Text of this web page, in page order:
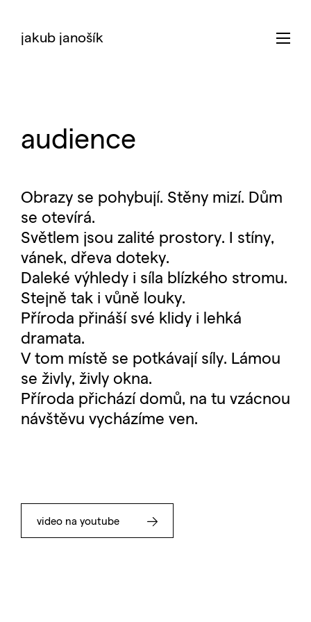
jakub janošík
audience
Obrazy se pohybují. Stěny mizí. Dům
se otevírá.
Světlem jsou zalité prostory. I stíny,
vánek, dřeva doteky.
Daleké výhledy i síla blízkého stromu.
Stejně tak i vůně louky.
Příroda přináší své klidy i lehká
dramata.
V tom místě se potkávají síly. Lámou
se živly, živly okna.
Příroda přichází domů, na tu vzácnou
návštěvu vycházíme ven.
video na youtube